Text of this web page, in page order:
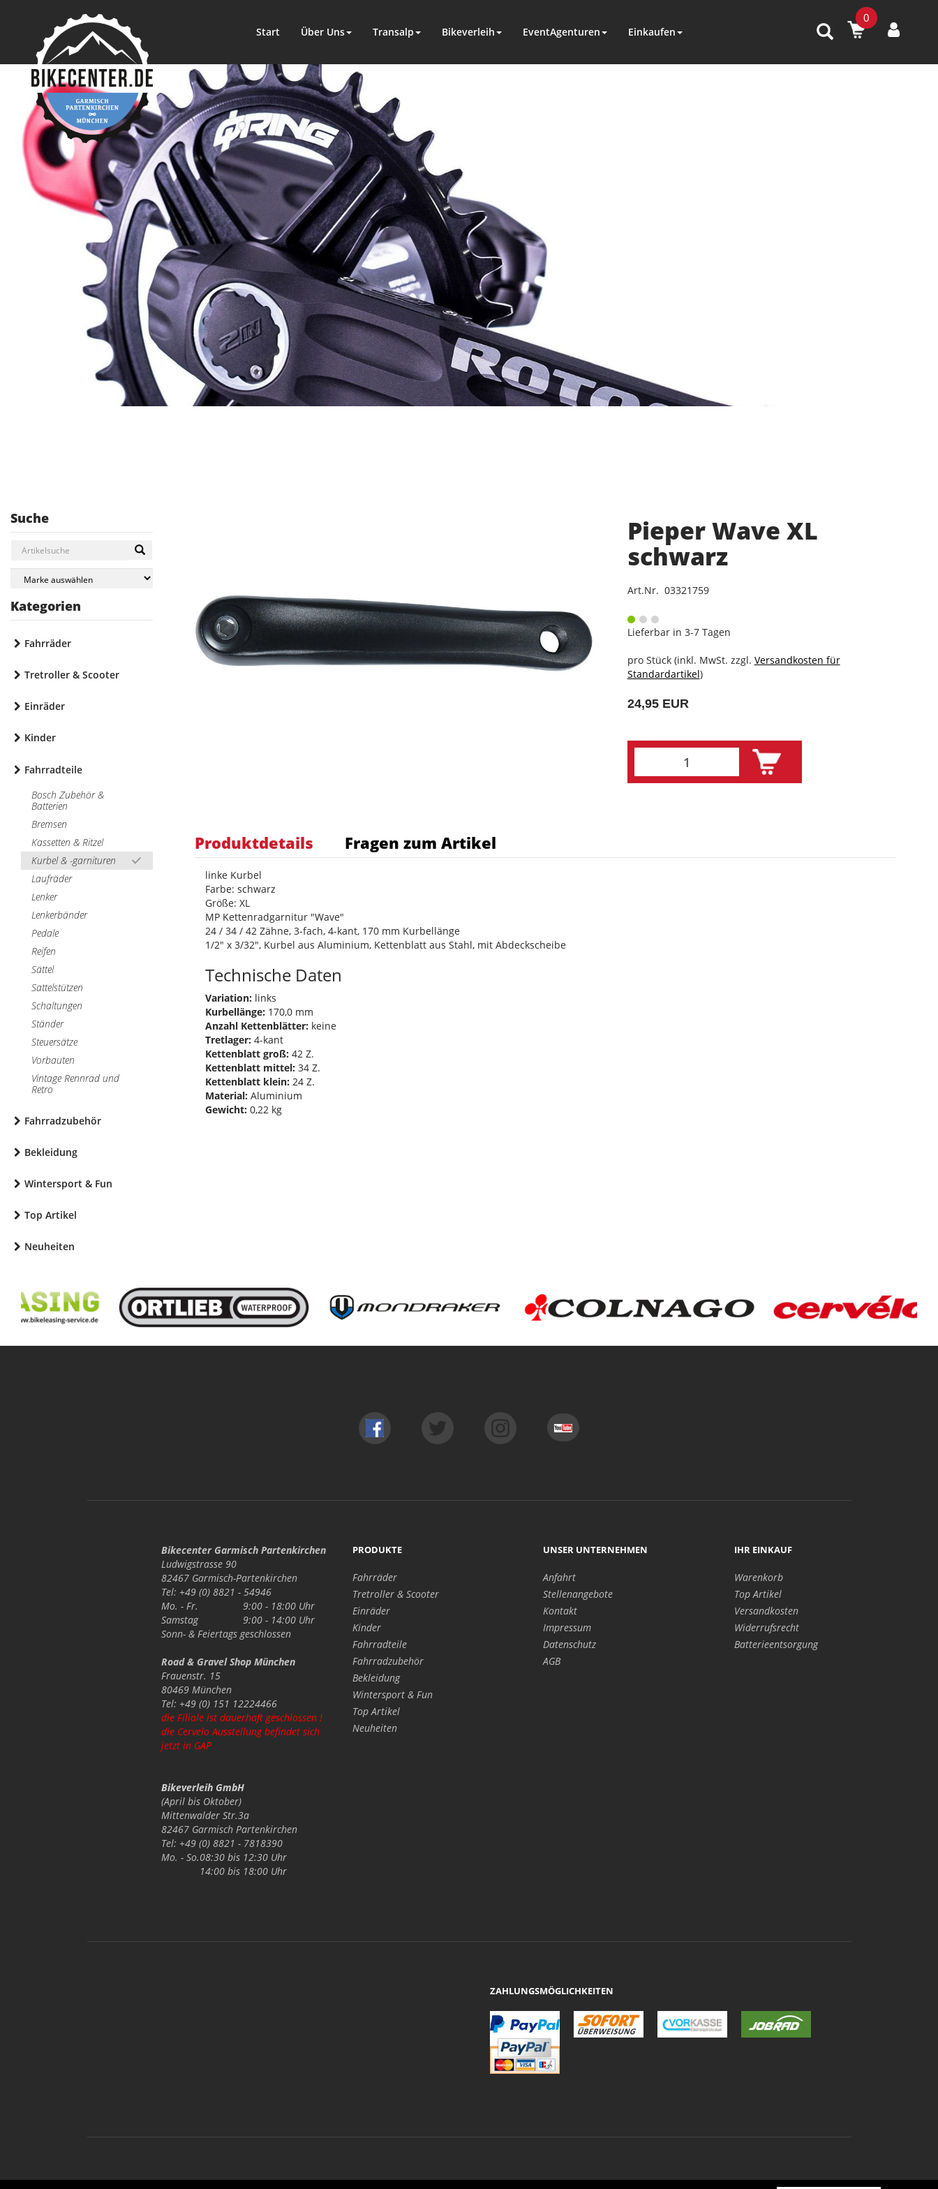
0
Start Über Uns Transalp Bikeverleih EventAgenturen Einkaufen
Suche
Kategorien
Fahrräder
Tretroller & Scooter
Einräder
Kinder
Fahrradteile
Bosch Zubehör &
Batterien
Bremsen
Kassetten & Ritzel
Kurbel & -garnituren
Laufräder
Lenker
Lenkerbänder
Pedale
Reifen
Sättel
Sattelstützen
Schaltungen
Ständer
Steuersätze
Vorbauten
Vintage Rennrad und
Retro
Fahrradzubehör
Bekleidung
Wintersport & Fun
Top Artikel
Neuheiten
Pieper Wave XL
schwarz
Art.Nr. 03321759
Lieferbar in 3-7 Tagen
pro Stück (inkl. MwSt. zzgl. Versandkosten für
Standardartikel)
24,95 EUR
Produktdetails Fragen zum Artikel
linke Kurbel
Farbe: schwarz
Größe: XL
MP Kettenradgarnitur "Wave"
24 / 34 / 42 Zähne, 3-fach, 4-kant, 170 mm Kurbellänge
1/2" x 3/32", Kurbel aus Aluminium, Kettenblatt aus Stahl, mit Abdeckscheibe
Technische Daten
Variation: links
Kurbellänge: 170,0 mm
Anzahl Kettenblätter: keine
Tretlager: 4-kant
Kettenblatt groß: 42 Z.
Kettenblatt mittel: 34 Z.
Kettenblatt klein: 24 Z.
Material: Aluminium
Gewicht: 0,22 kg
Bikecenter Garmisch Partenkirchen
Ludwigstrasse 90
82467 Garmisch-Partenkirchen
Tel: +49 (0) 8821 - 54946
Mo. - Fr.
9:00 - 18:00 Uhr
Samstag
9:00 - 14:00 Uhr
Sonn- & Feiertagsgeschlossen
Road & Gravel Shop München
Frauenstr. 15
80469 München
Tel: +49 (0) 151 12224466
die Filiale ist dauerhaft geschlossen !
die Cervelo Ausstellung befindet sich
jetzt in GAP
Bikeverleih GmbH
(April bis Oktober)
Mittenwalder Str.3a
82467 Garmisch Partenkirchen
Tel: +49 (0) 8821 - 7818390
Mo. - So.08:30 bis 12:30 Uhr
14:00 bis 18:00 Uhr
PRODUKTE
Fahrräder
Tretroller & Scooter
Einräder
Kinder
Fahrradteile
Fahrradzubehör
Bekleidung
Wintersport & Fun
Top Artikel
Neuheiten
UNSER UNTERNEHMEN
Anfahrt
Stellenangebote
Kontakt
Impressum
Datenschutz
AGB
IHR EINKAUF
Warenkorb
Top Artikel
Versandkosten
Widerrufsrecht
Batterieentsorgung
ZAHLUNGSMÖGLICHKEITEN